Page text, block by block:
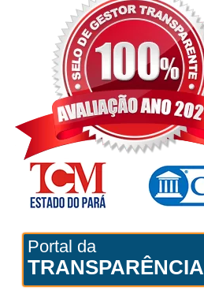
Portal da
TRANSPARÊNCIA